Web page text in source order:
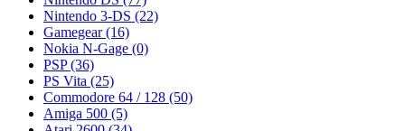
Nintendo 3-DS (22)
Gamegear(16)
Nokia N-Gage (0)
PSP(36)
PS Vita (25)
Commodore 64 / 128 (50)
Amiga 500 (5)